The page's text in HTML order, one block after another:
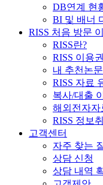
DB연계 현
BI 및 배너
RISS 처음 방문
RISS란?
RISS 이용
내 추천논
RISS 자료
복사/대출
해외전자자
RISS 정보
고객센터
자주 찾는
상담 신청
상담 내역